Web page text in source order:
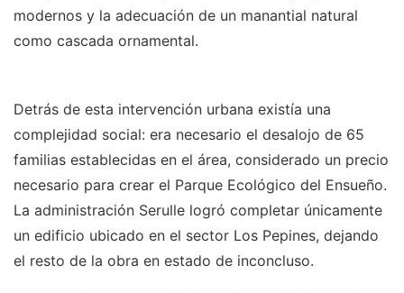
modernos y la adecuación de un manantial natural
como cascada ornamental.
Detrás de esta intervención urbana existía una
complejidad social: era necesario el desalojo de 65
familias establecidas en el área, considerado un precio
necesario para crear el Parque Ecológico del Ensueño.
La administración Serulle logró completar únicamente
un edificio ubicado en el sector Los Pepines, dejando
el resto de la obra en estado de inconcluso.